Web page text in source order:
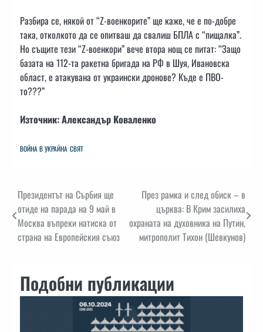
Разбира се, някой от “Z-военкорите” ще каже, че е по-добре
така, отколкото да се опитваш да свалиш БПЛА с “пищалка”.
Но същите тези “Z-военкори” вече втора нощ се питат: “Защо
базата на 112-та ракетна бригада на РФ в Шуя, Ивановска
област, е атакувана от украински дронове? Къде е ПВО-
то???”
Източник: Александър Коваленко
ВОЙНА В УКРАЙНА СВЯТ
Навигация
Президентът на Сърбия ще
отиде на парада на 9 май в
Москва въпреки натиска от
страна на Европейския съюз
През рамка и след обиск – в
църква: В Крим засилиха
охраната на духовника на Путин,
митрополит Тихон (Шевкунов)
Подобни публикации